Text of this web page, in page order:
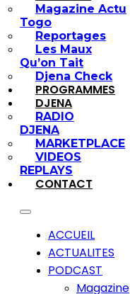
Magazine Actu
Togo
Reportages
Les Maux
Qu’on Tait
Djena Check
PROGRAMMES
DJENA
RADIO
DJENA
MARKETPLACE
VIDEOS
REPLAYS
CONTACT
ACCUEIL
ACTUALITES
PODCAST
Magazine